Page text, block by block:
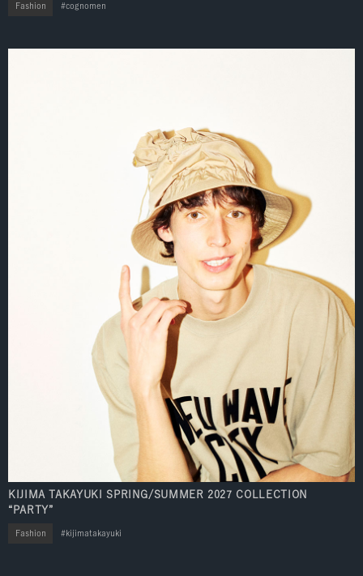
Fashion cognomen
KIJIMA TAKAYUKI SPRING/SUMMER 2027 COLLECTION
“PARTY”
Fashion kijimatakayuki